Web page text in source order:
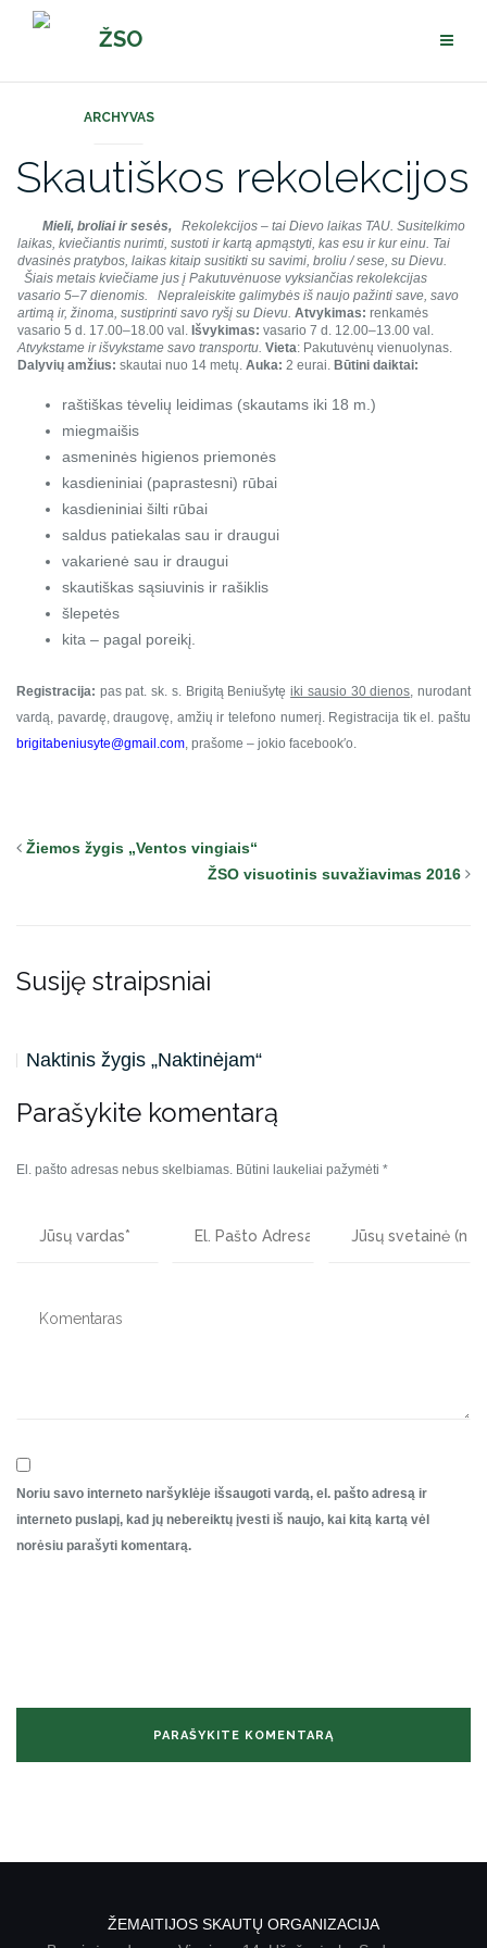
Pereiti
ŽSO
ARCHYVAS
Skautiškos rekolekcijos
Mieli, broliai ir sesės,
Rekolekcijos – tai Dievo laikas TAU. Susitelkimo
laikas, kviečiantis nurimti, sustoti ir kartą apmąstyti, kas esu ir kur einu. Tai
dvasinės pratybos, laikas kitaip susitikti su savimi, broliu / sese, su Dievu.
Šiais metais kviečiame jus į Pakutuvėnuose vyksiančias rekolekcijas
vasario 5–7 dienomis.
Nepraleiskite galimybės iš naujo pažinti save, savo
artimą ir, žinoma, sustiprinti savo ryšį su Dievu. Atvykimas: renkamės
vasario 5 d. 17.00–18.00 val. Išvykimas: vasario 7 d. 12.00–13.00 val.
Atvykstame ir išvykstame savo transportu. Vieta: Pakutuvėnų vienuolynas.
Dalyvių amžius: skautai nuo 14 metų. Auka: 2 eurai. Būtini daiktai:
raštiškas tėvelių leidimas (skautams iki 18 m.)
miegmaišis
asmeninės higienos priemonės
kasdieniniai (paprastesni) rūbai
kasdieniniai šilti rūbai
saldus patiekalas sau ir draugui
vakarienė sau ir draugui
skautiškas sąsiuvinis ir rašiklis
šlepetės
kita – pagal poreikį.
Registracija: pas pat. sk. s. Brigitą Beniušytęiki sausio 30 dienos, nurodant
vardą, pavardę, draugovę, amžių ir telefono numerį. Registracija tik el. paštu
brigitabeniusyte@gmail.com, prašome – jokio facebook′o.
Žiemos žygis „Ventos vingiais“
ŽSO visuotinis suvažiavimas 2016
Susiję straipsniai
Naktinis žygis „Naktinėjam“
Parašykite komentarą
El. pašto adresas nebus skelbiamas. Būtini laukeliai pažymėti *
Noriu savo interneto naršyklėje išsaugoti vardą, el. pašto adresą ir
interneto puslapį, kad jų nebereiktų įvesti iš naujo, kai kitą kartą vėl
norėsiu parašyti komentarą.
ŽEMAITIJOS SKAUTŲ ORGANIZACIJA